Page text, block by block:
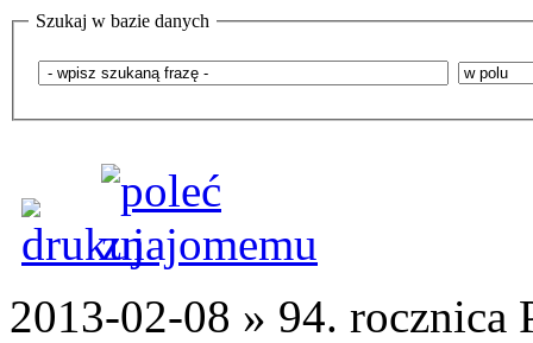
Szukaj w bazie danych
2013-02-08 » 94. rocznica